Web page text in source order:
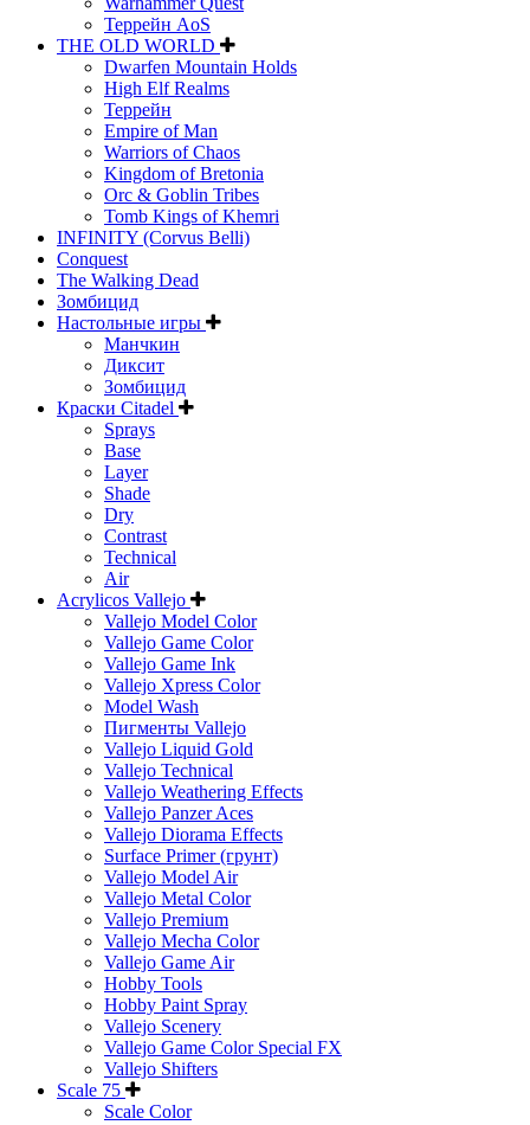
Террейн AoS
THE OLD WORLD
Dwarfen Mountain Holds
High Elf Realms
Террейн
Empire of Man
Warriors of Chaos
Kingdom of Bretonia
Orc & Goblin Tribes
Tomb Kings of Khemri
INFINITY (Corvus Belli)
Conquest
The Walking Dead
Зомбицид
Настольные игры
Манчкин
Диксит
Зомбицид
Краски Citadel
Sprays
Base
Layer
Shade
Dry
Contrast
Technical
Air
Acrylicos Vallejo
Vallejo Model Color
Vallejo Game Color
Vallejo Game Ink
Vallejo Xpress Color
Model Wash
Пигменты Vallejo
Vallejo Liquid Gold
Vallejo Technical
Vallejo Weathering Effects
Vallejo Panzer Aces
Vallejo Diorama Effects
Surface Primer (грунт)
Vallejo Model Air
Vallejo Metal Color
Vallejo Premium
Vallejo Mecha Color
Vallejo Game Air
Hobby Tools
Hobby Paint Spray
Vallejo Scenery
Vallejo Game Color Special FX
Vallejo Shifters
Scale 75
Scale Color